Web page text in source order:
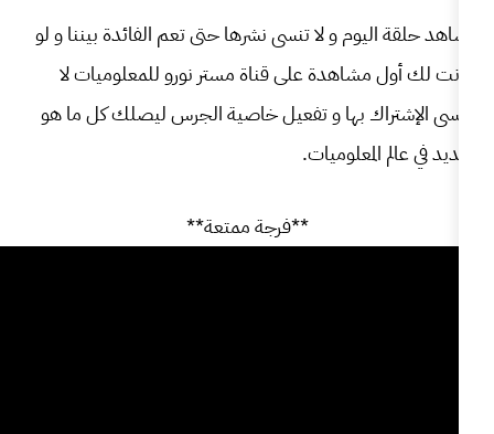
لا تنسى نشرها حتى تعم الفائدة بيننا و لو
على قناة مستر نورو للمعلوميات لا
و تفعيل خاصية الجرس ليصلك كل ما هو